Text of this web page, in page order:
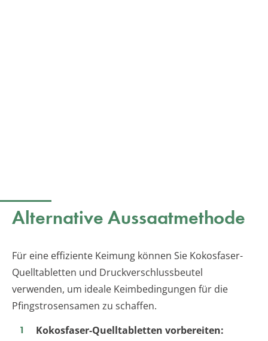
Alternative Aussaatmethode
Für eine effiziente Keimung können Sie Kokosfaser-
Quelltabletten und Druckverschlussbeutel
verwenden, um ideale Keimbedingungen für die
Pfingstrosensamen zu schaffen.
Kokosfaser-Quelltabletten vorbereiten: